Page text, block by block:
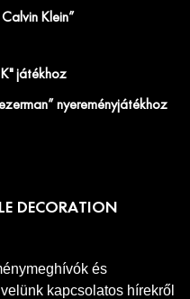
Klein”
játékhoz
nyereményjátékhoz
DECORATION
és
kapcsolatos hírekről